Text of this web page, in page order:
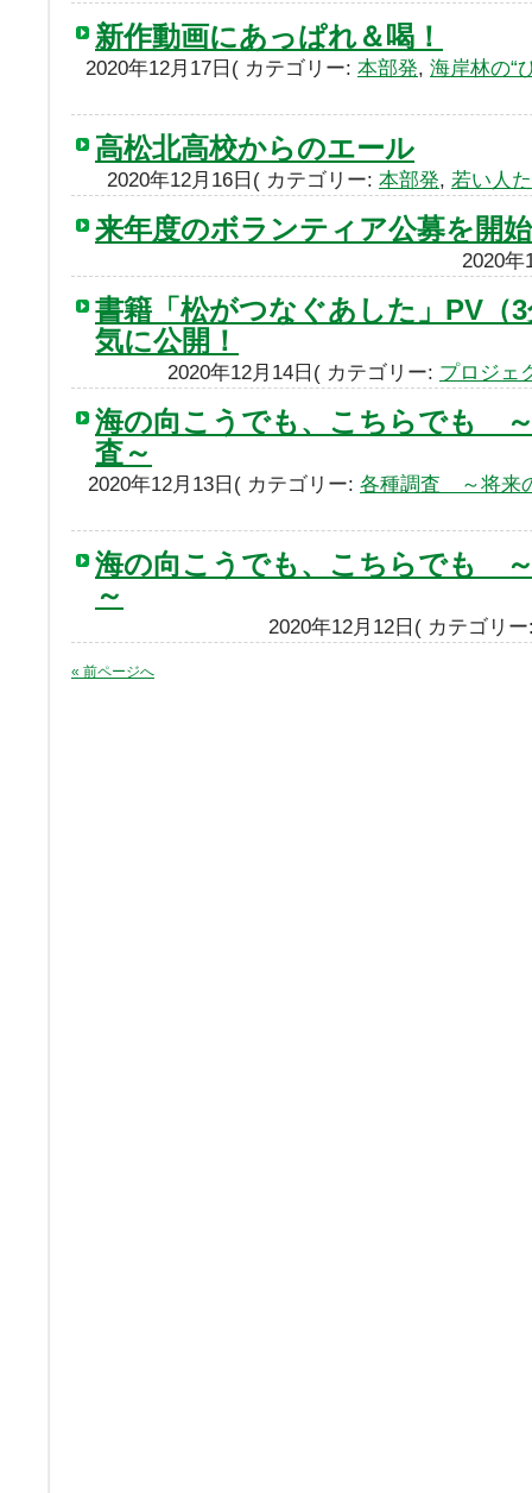
新作動画にあっぱれ＆喝！
2020年12月17日( カテゴリー: 本部発, 海岸林の“
高松北高校からのエール
2020年12月16日( カテゴリー: 本部発, 若い人
来年度のボランティア公募を開
2020
書籍「松がつなぐあした」PV（
気に公開！
2020年12月14日( カテゴリー: プロジェ
海の向こうでも、こちらでも
査～
2020年12月13日( カテゴリー: 各種調査 ～将来
海の向こうでも、こちらでも
～
2020年12月12日( カテゴリ
« 前ページへ